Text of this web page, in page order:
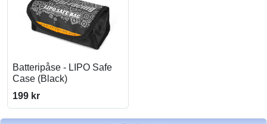
Batteripåse - LIPO Safe
Case (Black)
199 kr